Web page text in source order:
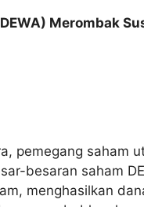
Merombak
pemegang saham
besaran saham
menghasilkan